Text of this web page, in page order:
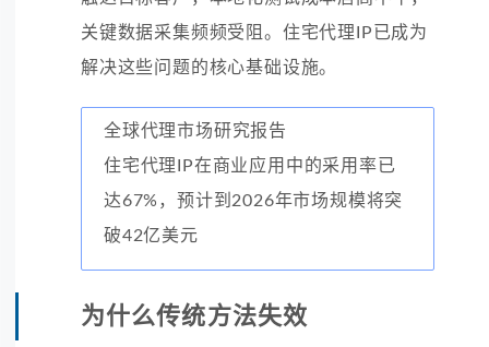
关键数据采集频频受阻。住宅代理IP已成为
解决这些问题的核心基础设施。
全球代理市场研究报告
住宅代理IP在商业应用中的采用率已
达67%，预计到2026年市场规模将突
破42亿美元
为什么传统方法失效